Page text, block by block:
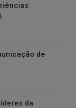
de
da